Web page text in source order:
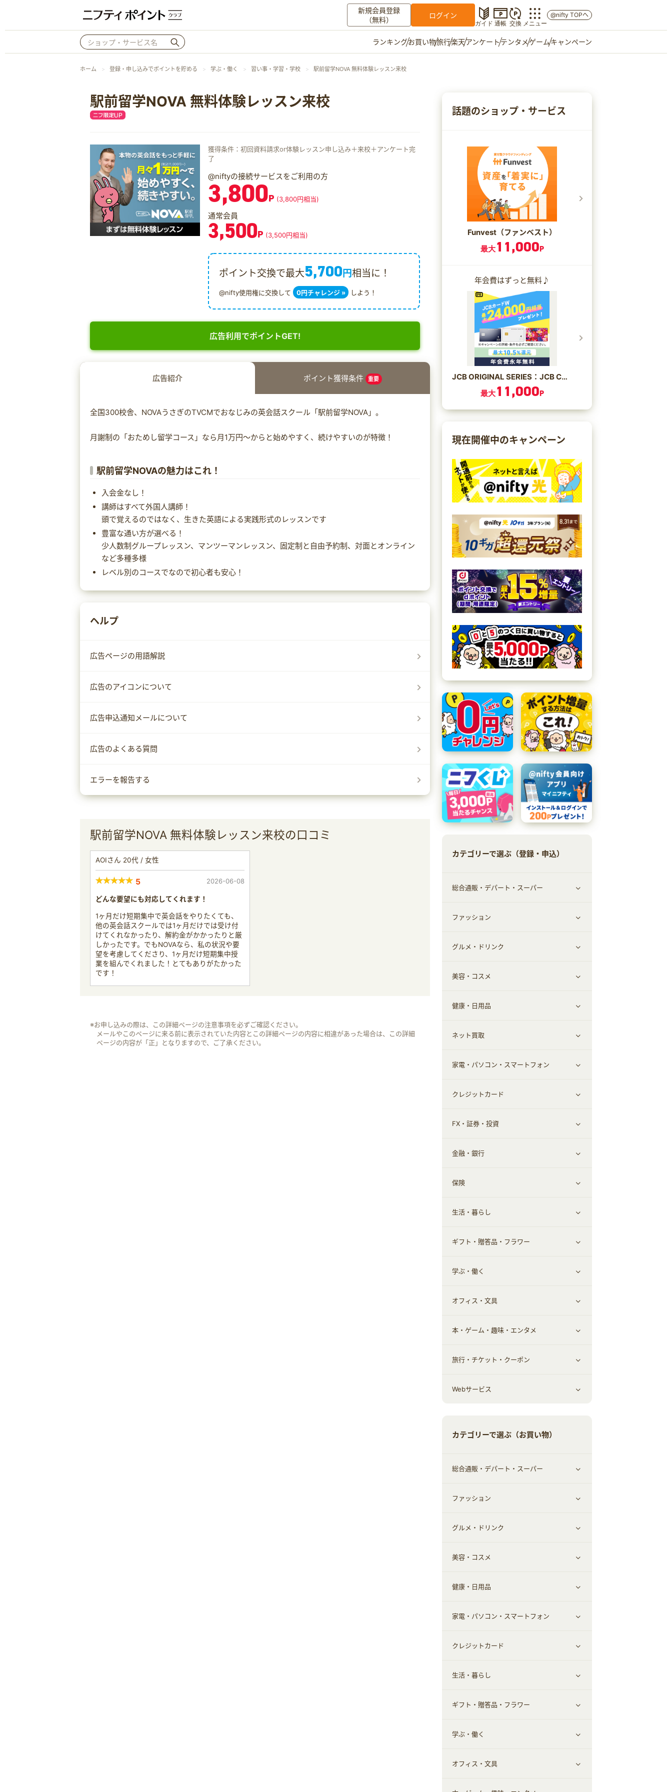
新規会員登録
（無料）
ログイン
ガイド 通帳 交換 メニュー
その他
キャンペーン
お問い合わせ
@nifty TOPへ
ランキングお買い物旅行楽天アンケートテンタメゲームキャンペーン
ホーム 登録・申し込みでポイントを貯める 学ぶ・働く 習い事・学習・学校 駅前留学NOVA 無料体験レッスン来校
駅前留学NOVA 無料体験レッスン来校
獲得条件：初回資料請求or体験レッスン申し込み＋来校＋アンケート完
了
@niftyの接続サービスをご利用の方
3,800P (3,800円相当)
通常会員
3,500P (3,500円相当)
ポイント交換で最大5,700円相当に！
@nifty使用権に交換して 0円チャレンジ » しよう！
広告利用でポイントGET!
広告紹介 ポイント獲得条件 重要
全国300校舎、NOVAうさぎのTVCMでおなじみの英会話スクール「駅前留学NOVA」。
月謝制の「おためし留学コース」なら月1万円～からと始めやすく、続けやすいのが特徴！
駅前留学NOVAの魅力はこれ！
入会金なし！
講師はすべて外国人講師！
頭で覚えるのではなく、生きた英語による実践形式のレッスンです
豊富な通い方が選べる！
少人数制グループレッスン、マンツーマンレッスン、固定制と自由予約制、対面とオンライン
など多種多様
レベル別のコースでなので初心者も安心！
ヘルプ
広告ページの用語解説
広告のアイコンについて
広告申込通知メールについて
広告のよくある質問
エラーを報告する
駅前留学NOVA 無料体験レッスン来校の口コミ
AOIさん 20代 / 女性
5 2026-06-08
どんな要望にも対応してくれます！
1ヶ月だけ短期集中で英会話をやりたくても、
他の英会話スクールでは1ヶ月だけでは受け付
けてくれなかったり、解約金がかかったりと厳
しかったです。でもNOVAなら、私の状況や要
望を考慮してくださり、1ヶ月だけ短期集中授
業を組んでくれました！とてもありがたかった
です！
※お申し込みの際は、この詳細ページの注意事項を必ずご確認ください。
メールやこのページに来る前に表示されていた内容とこの詳細ページの内容に相違があった場合は、この詳細
ページの内容が「正」となりますので、ご了承ください。
話題のショップ・サービス
Funvest（ファンベスト）
最大11,000P
年会費はずっと無料♪
JCB ORIGINAL SERIES：JCB CARD W/JCB CARD W plus L
最大11,000P
現在開催中のキャンペーン
カテゴリーで選ぶ（登録・申込）
総合通販・デパート・スーパー
すべて見る
総合通販
ファッション
すべて見る
ファッション
インナー・下着
スーツ・フォーマル
グルメ・ドリンク
すべて見る
グルメ
お酒
食材宅配
ウォーターサーバー
美容・コスメ
すべて見る
ヘアケア
エステ・サロン
メンズ美容
健康・日用品
すべて見る
スポーツ・フィットネス
日用品・薬局・からだ
ネット買取
すべて見る
ネット買取
家電・パソコン・スマートフォン
すべて見る
家電・パソコン・ソフトウェア
通信・レンタルサーバー
スマホ・携帯電話・SIM
定額制有料コンテンツ
クレジットカード
すべて見る
クレジットカード
FX・証券・投資
すべて見る
証券
仮想通貨
その他投資
金融・銀行
銀行・ネット銀行
キャッシング・ローン
その他金融
保険
すべて見る
保険相談・面談
生活・暮らし
すべて見る
住まい・暮らし
不動産
引越し
エコ・エネルギー
車情報・カーシェア・レンタル
ギフト・贈答品・フラワー
すべて見る
ギフト・贈答品
学ぶ・働く
すべて見る
習い事・学習・学校
仕事・転職
オフィス・文具
すべて見る
オフィス・文具
本・ゲーム・趣味・エンタメ
すべて見る
ゲーム・趣味
旅行・チケット・クーポン
すべて見る
Webサービス
カテゴリーで選ぶ（お買い物）
総合通販・デパート・スーパー
すべて見る
総合通販
デパート・スーパー
ファッション
すべて見る
ファッション
インナー・下着
靴・フットウェア
小物・かばん
スーツ・フォーマル
グルメ・ドリンク
すべて見る
グルメ
ドリンク
お酒
食材宅配
美容・コスメ
すべて見る
スキンケア
メイクアップ
ヘアケア
メンズ美容
美容・ダイエット用品
脱毛用品
健康・日用品
すべて見る
健康食品｜青汁・飲料
健康食品｜乳酸菌・ケフィア
健康食品｜その他
スポーツ・フィットネス
日用品・薬局・からだ
家電・パソコン・スマートフォン
すべて見る
家電・パソコン・ソフトウェア
スマホ・携帯電話・SIM
クレジットカード
すべて見る
クレジットカード
生活・暮らし
すべて見る
車情報・カーシェア・レンタル
お役立ち
ギフト・贈答品・フラワー
すべて見る
ギフト・贈答品
学ぶ・働く
すべて見る
オフィス・文具